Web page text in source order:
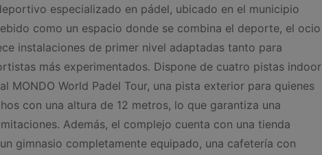
especializado en pádel, ubicado en el municipio
como un espacio donde se combina el deporte, el ocio
instalaciones de primer nivel adaptadas tanto para
más experimentados. Dispone de cuatro pistas indoor
MONDO World Padel Tour, una pista exterior para quienes
con una altura de 12 metros, lo que garantiza una
Además, el complejo cuenta con una tienda
gimnasio completamente equipado, una cafetería con